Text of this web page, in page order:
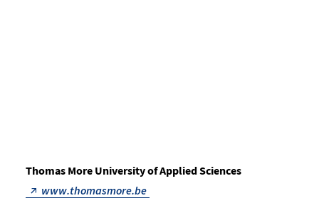
Thomas More University of Applied Sciences
www.thomasmore.be